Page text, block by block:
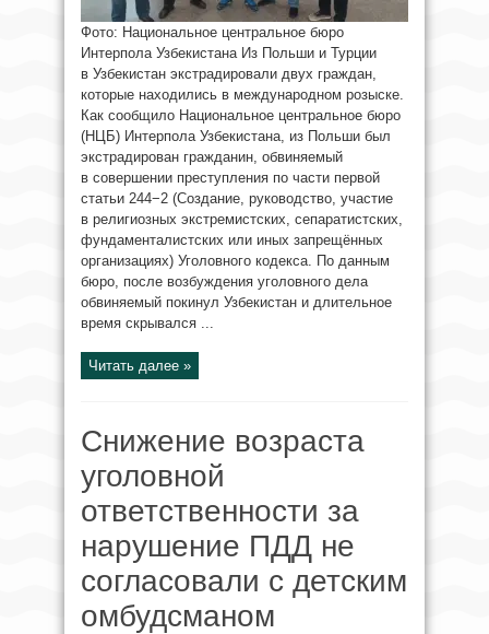
Фото: Национальное центральное бюро
Интерпола Узбекистана Из Польши и Турции
в Узбекистан экстрадировали двух граждан,
которые находились в международном розыске.
Как сообщило Национальное центральное бюро
(НЦБ) Интерпола Узбекистана, из Польши был
экстрадирован гражданин, обвиняемый
в совершении преступления по части первой
статьи 244−2 (Создание, руководство, участие
в религиозных экстремистских, сепаратистских,
фундаменталистских или иных запрещённых
организациях) Уголовного кодекса. По данным
бюро, после возбуждения уголовного дела
обвиняемый покинул Узбекистан и длительное
время скрывался ...
Читать далее »
Снижение возраста
уголовной
ответственности за
нарушение ПДД не
согласовали с детским
омбудсманом